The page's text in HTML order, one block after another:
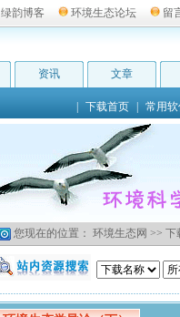
绿韵博客 环境生态论坛 留
资讯 文章
下载首页 常用
您现在的位置： 环境生态网 >> 下